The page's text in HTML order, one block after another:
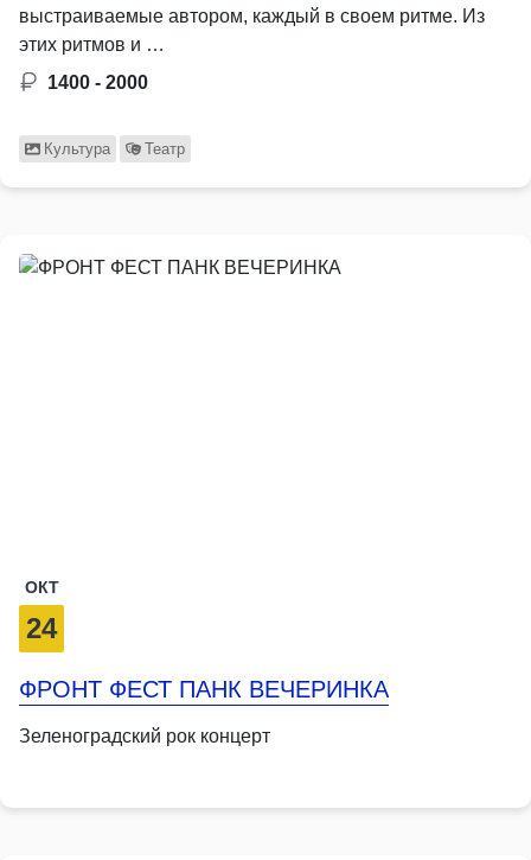
выстраиваемые автором, каждый в своем ритме. Из
этих ритмов и …
1400 - 2000
Культура Театр
ОКТ
24
ФРОНТ ФЕСТ ПАНК ВЕЧЕРИНКА
Зеленоградский рок концерт